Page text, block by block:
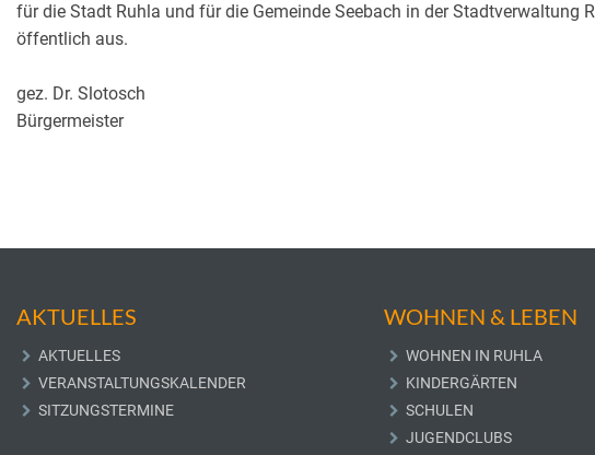
für die Stadt Ruhla und für die Gemeinde Seebach in der Stadtverwaltung
öffentlich aus.
gez. Dr. Slotosch
Bürgermeister
AKTUELLES
AKTUELLES
VERANSTALTUNGSKALENDER
SITZUNGSTERMINE
WOHNEN & LEBEN
WOHNEN IN RUHLA
KINDERGÄRTEN
SCHULEN
JUGENDCLUBS